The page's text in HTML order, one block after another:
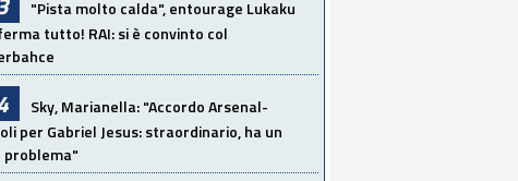
"Pista molto calda", entourage Lukaku
tutto! RAI: si è convinto col
Sky, Marianella: "Accordo Arsenal-
per Gabriel Jesus: straordinario, ha un
problema"